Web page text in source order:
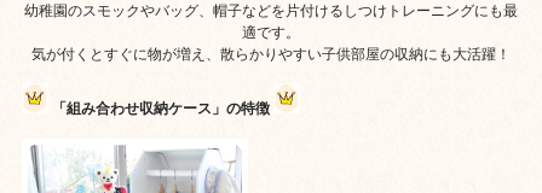
幼稚園のスモックやバッグ、帽子などを片付けるしつけトレーニングにも最
適です。
気が付くとすぐに物が増え、散らかりやすい子供部屋の収納にも大活躍！
「組み合わせ収納ケース」の特徴